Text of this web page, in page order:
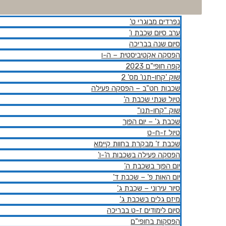
נפרדים מבוגרי ט'
ערב סיום שכבת ו'
סיום שנה בבריכה
הפסקה אקטיביסטית – ה-ו
קפה חופי"ם 2023
שוק 'קחו-תנו' מס' 2
שכבות חט"ב – הפסקה פעילה
טיול שנתי שכבת ה'
שוק "קחו-תנו"
שכבת ג' – יום הפוך
טיול ז-ח-ט
שכבת ז' מבקרת בחוות קיימא
הפסקה פעילה בשכבות ה'-ו'
יום הפוך בשכבת ה'
יום האות פ' – שכבת ד'
סיור עירוני – שכבת ג'
מיזם גלים בשכבת ג'
סיום לימודים ז-ט בבריכה
הפסקות בחופי"ם